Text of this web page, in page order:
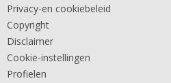
Privacy-en cookiebeleid
Copyright
Disclaimer
Cookie-instellingen
Profielen